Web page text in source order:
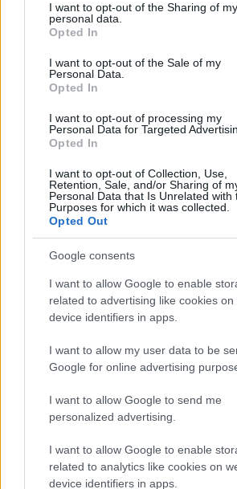
not limited to your visit or usage
grant or deny consent to Google and its
use your data for below specified
consent section.
I want to opt-out of the Sharing of my
personal data.
Opted In
I want to opt-out of the Sale of my
Personal Data.
Opted In
I want to opt-out of processing my
Personal Data for Targeted
Opted In
I want to opt-out of Collection, Use,
Retention, Sale, and/or Sharing of
Personal Data that Is Unrelated with
Purposes for which it was collected.
Opted Out
Google consents
I want to allow Google to enable
related to advertising like cookies on
device identifiers in apps.
I want to allow my user data to be
Google for online advertising
I want to allow Google to send me
personalized advertising.
I want to allow Google to enable
related to analytics like cookies on
device identifiers in apps.
Meccs Center
Paris Saint-Germain
Manchester United
Felkészülési szezon 4. mérkőzés
Nya Ullevi, Göteborg
2026-08-08 17:00
2 nap 10 óra 37 perc 10 másodperc
Leeds United
vs Manchester United 2026-08-15
Támogatás
Támogasd
a ManUtdFanatics.hu